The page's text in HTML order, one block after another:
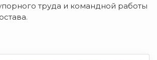
труда и командной работы